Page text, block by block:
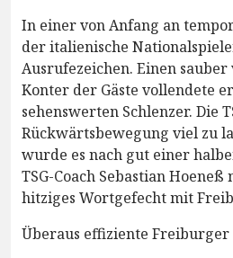
In einer von Anfang an
der italienische
Ausrufezeichen. Einen
Konter der Gäste vollendete
sehenswerten Schlenzer. Die
Rückwärtsbewegung viel zu
wurde es nach gut einer
TSG-Coach Sebastian
hitziges Wortgefecht mit
Überaus effiziente Freiburger